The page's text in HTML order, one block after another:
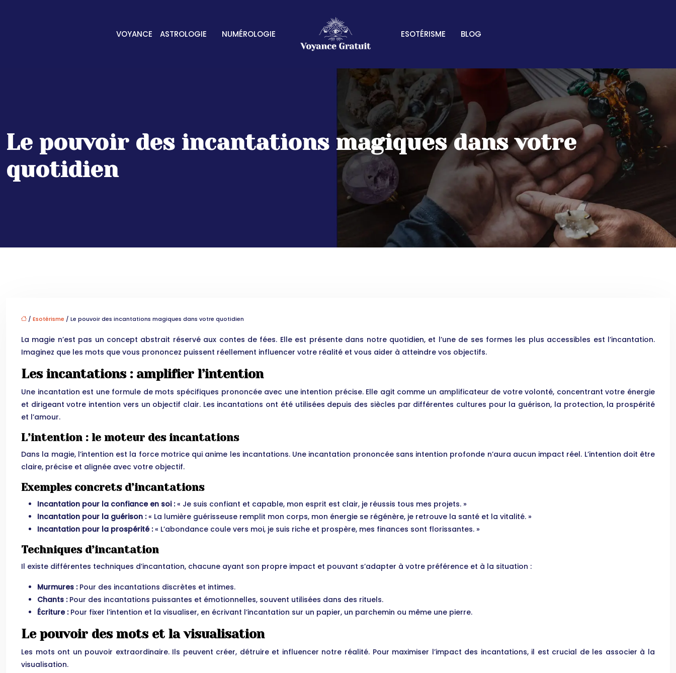
NUMÉROLOGIE
ASTROLOGIE
VOYANCE ESOTÉRISME BLOG
Le pouvoir des incantations magiques dans votre
quotidien
/ Esotérisme / Le pouvoir des incantations magiques dans votre quotidien
La magie n’est pas un concept abstrait réservé aux contes de fées. Elle est présente dans notre quotidien, et l’une de ses formes les plus accessibles est l’incantation.
Imaginez que les mots que vous prononcez puissent réellement influencer votre réalité et vous aider à atteindre vos objectifs.
Les incantations : amplifier l’intention
Une incantation est une formule de mots spécifiques prononcée avec une intention précise. Elle agit comme un amplificateur de votre volonté, concentrant votre énergie
et dirigeant votre intention vers un objectif clair. Les incantations ont été utilisées depuis des siècles par différentes cultures pour la guérison, la protection, la prospérité
et l’amour.
L’intention : le moteur des incantations
Dans la magie, l’intention est la force motrice qui anime les incantations. Une incantation prononcée sans intention profonde n’aura aucun impact réel. L’intention doit être
claire, précise et alignée avec votre objectif.
Exemples concrets d’incantations
Incantation pour la confiance en soi :« Je suis confiant et capable, mon esprit est clair, je réussis tous mes projets. »
Incantation pour la guérison :« La lumière guérisseuse remplit mon corps, mon énergie se régénère, je retrouve la santé et la vitalité. »
Incantation pour la prospérité :« L’abondance coule vers moi, je suis riche et prospère, mes finances sont florissantes. »
Techniques d’incantation
Il existe différentes techniques d’incantation, chacune ayant son propre impact et pouvant s’adapter à votre préférence et à la situation :
Murmures : Pour des incantations discrètes et intimes.
Chants : Pour des incantations puissantes et émotionnelles, souvent utilisées dans des rituels.
Écriture : Pour fixer l’intention et la visualiser, en écrivant l’incantation sur un papier, un parchemin ou même une pierre.
Le pouvoir des mots et la visualisation
Les mots ont un pouvoir extraordinaire. Ils peuvent créer, détruire et influencer notre réalité. Pour maximiser l’impact des incantations, il est crucial de les associer à la
visualisation.